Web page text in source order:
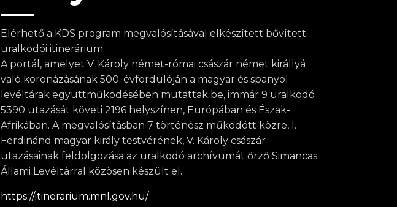
Elérhető a KDS program megvalósításával elkészített bővített
uralkodói itinerárium.
A portál, amelyet V. Károly német-római császár német királlyá
való koronázásának 500. évfordulóján a magyar és spanyol
levéltárak együttműködésében mutattak be, immár 9 uralkodó
5390 utazását követi 2196 helyszínen, Európában és Észak-
Afrikában. A megvalósításban 7 történész működött közre, I.
Ferdinánd magyar király testvérének, V. Károly császár
utazásainak feldolgozása az uralkodó archívumát őrző Simancas
Állami Levéltárral közösen készült el.
https://itinerarium.mnl.gov.hu/